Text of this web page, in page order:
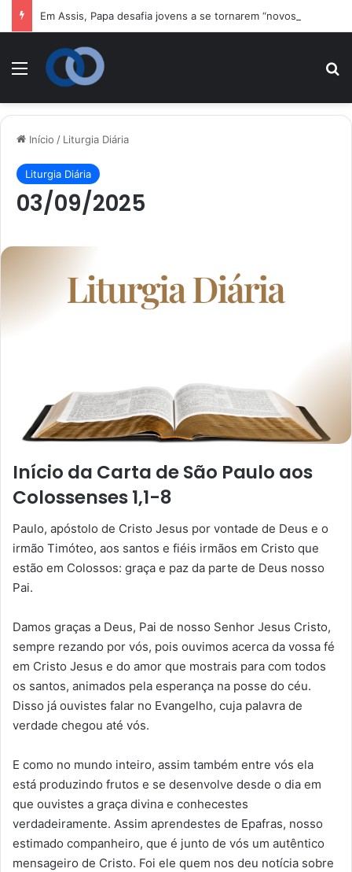
Menu
Início / Liturgia Diária
Liturgia Diária
03/09/2025
Início da Carta de São Paulo aos
Colossenses 1,1-8
Paulo, apóstolo de Cristo Jesus por vontade de Deus e o
irmão Timóteo, aos santos e fiéis irmãos em Cristo que
estão em Colossos: graça e paz da parte de Deus nosso
Pai.
Damos graças a Deus, Pai de nosso Senhor Jesus Cristo,
sempre rezando por vós, pois ouvimos acerca da vossa fé
em Cristo Jesus e do amor que mostrais para com todos
os santos, animados pela esperança na posse do céu.
Disso já ouvistes falar no Evangelho, cuja palavra de
verdade chegou até vós.
E como no mundo inteiro, assim também entre vós ela
está produzindo frutos e se desenvolve desde o dia em
que ouvistes a graça divina e conhecestes
verdadeiramente. Assim aprendestes de Epafras, nosso
estimado companheiro, que é junto de vós um autêntico
mensageiro de Cristo. Foi ele quem nos deu notícia sobre